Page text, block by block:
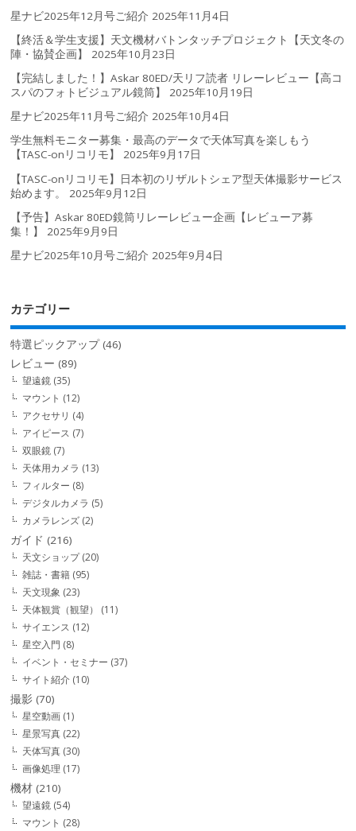
星ナビ2025年12月号ご紹介 2025年11月4日
【終活＆学生支援】天文機材バトンタッチプロジェクト【天文冬の
陣・協賛企画】
2025年10月23日
【完結しました！】Askar 80ED/天リフ読者 リレーレビュー【高コ
スパのフォトビジュアル鏡筒】
2025年10月19日
星ナビ2025年11月号ご紹介 2025年10月4日
学生無料モニター募集・最高のデータで天体写真を楽しもう
【TASC-onリコリモ】
2025年9月17日
【TASC-onリコリモ】日本初のリザルトシェア型天体撮影サービス
始めます。
2025年9月12日
【予告】Askar 80ED鏡筒リレーレビュー企画【レビューア募
集！】
2025年9月9日
星ナビ2025年10月号ご紹介 2025年9月4日
カテゴリー
特選ピックアップ(46)
レビュー (89)
望遠鏡 (35)
マウント (12)
アクセサリ (4)
アイピース (7)
双眼鏡 (7)
天体用カメラ (13)
フィルター (8)
デジタルカメラ (5)
カメラレンズ (2)
ガイド (216)
天文ショップ(20)
雑誌・書籍 (95)
天文現象 (23)
天体観賞（観望）
(11)
サイエンス (12)
星空入門 (8)
イベント・セミナー (37)
サイト紹介 (10)
撮影 (70)
星空動画 (1)
星景写真 (22)
天体写真 (30)
画像処理 (17)
機材 (210)
望遠鏡 (54)
マウント (28)